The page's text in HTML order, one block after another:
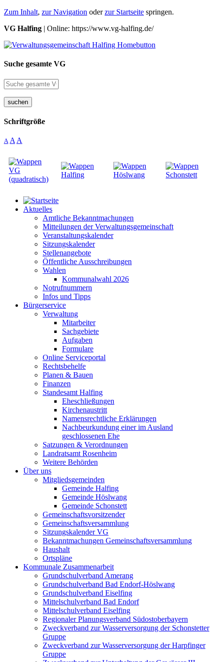
Zum Inhalt, zur Navigation oderzur Startseite springen.
VG Halfing | Online: https://www.vg-halfing.de/
Suche gesamte VG
suchen
Schriftgröße
A A A
Aktuelles
Amtliche Bekanntmachungen
Mitteilungen der Verwaltungsgemeinschaft
Veranstaltungskalender
Sitzungskalender
Stellenangebote
Öffentliche Ausschreibungen
Wahlen
Kommunalwahl 2026
Notrufnummern
Infos und Tipps
Bürgerservice
Verwaltung
Mitarbeiter
Sachgebiete
Aufgaben
Formulare
Online Serviceportal
Rechtsbehelfe
Planen & Bauen
Finanzen
Standesamt Halfing
Eheschließungen
Kirchenaustritt
Namensrechtliche Erklärungen
Nachbeurkundung einer im Ausland
geschlossenen Ehe
Satzungen & Verordnungen
Landratsamt Rosenheim
Weitere Behörden
Über uns
Mitgliedsgemeinden
Gemeinde Halfing
Gemeinde Höslwang
Gemeinde Schonstett
Gemeinschaftsvorsitzender
Gemeinschaftsversammlung
Sitzungskalender VG
Bekanntmachungen Gemeinschaftsversammlung
Haushalt
Ortspläne
Kommunale Zusammenarbeit
Grundschulverband Amerang
Grundschulverband Bad Endorf-Höslwang
Grundschulverband Eiselfing
Mittelschulverband Bad Endorf
Mittelschulverband Eiselfing
Regionaler Planungsverband Südostoberbayern
Zweckverband zur Wasserversorgung der Schonstetter
Gruppe
Zweckverband zur Wasserversorgung der Harpfinger
Gruppe